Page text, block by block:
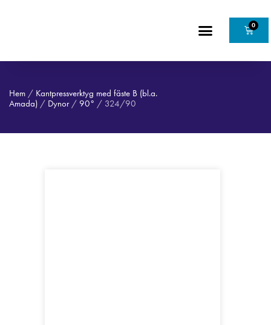
0
Hem / Kantpressverktyg med fäste B (bl.a.
Amada) / Dynor/ 90° / 324/90